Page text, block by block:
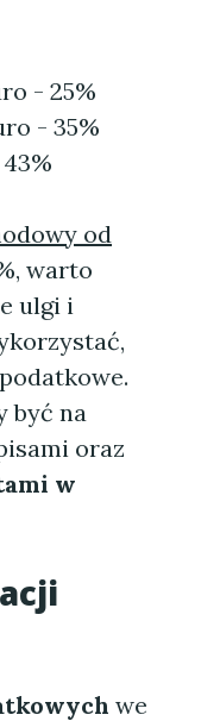
- 25%
- 35%
od
warto
ulgi i
być na
oraz
w
we